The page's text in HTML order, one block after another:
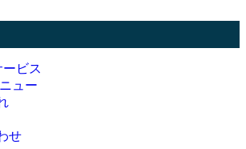
ビス
ュー
せ